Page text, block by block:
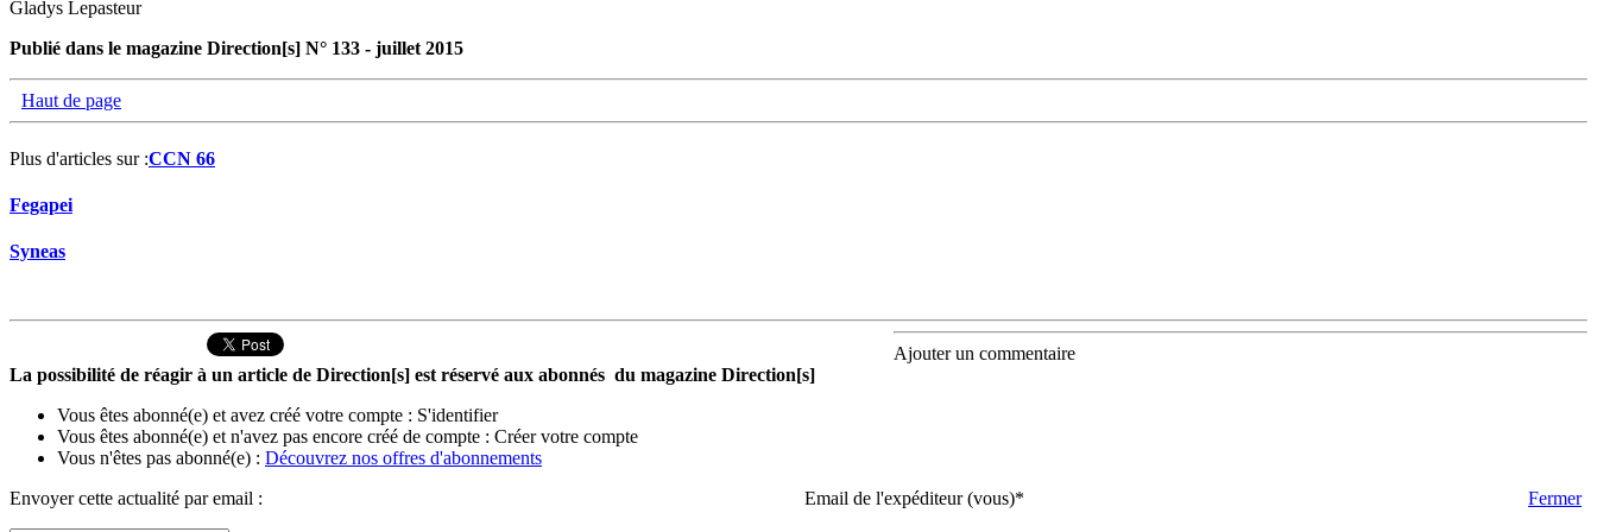
Gladys Lepasteur
Publié dans le magazine Direction[s] N° 133 - juillet 2015
Haut de page
Plus d'articles sur :CCN 66
Fegapei
Syneas
Ajouter un commentaire
La possibilité de réagir à un article de Direction[s] est réservé aux abonnés du magazine Direction[s]
Vous êtes abonné(e) et avez créé votre compte : S'identifier
Vous êtes abonné(e) et n'avez pas encore créé de compte : Créer votre compte
Vous n'êtes pas abonné(e) : Découvrez nos offres d'abonnements
Envoyer cette actualité par email :
Fermer
Email de l'expéditeur (vous)*